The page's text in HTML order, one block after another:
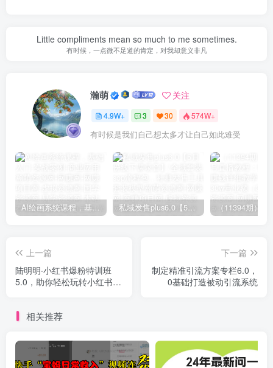
Little compliments mean so much to me sometimes.
有时候，一点微不足道的肯定，对我却意义非凡
瀚萌 关注
4.9W+ 3 30 574W+
有时候是我们自己想太多才让自己如此难受
AI绘画系统课程，基础入门-实战案例-商业应用 私域发售plus6.0【5月份线下课录音】/全域套装sop流程包，社群发售工具套装模型
上一篇
陆明明·小红书爆粉特训班
5.0，助你轻松玩转小红书平
下一篇
制定精准引流方案专栏6.0，
0基础打造被动引流系统
相关推荐